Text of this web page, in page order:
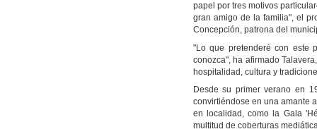
papel por tres motivos
gran amigo de la familia", el
Concepción, patrona del
"Lo que pretenderé con este
conozca", ha afirmado
hospitalidad, cultura y
Desde su primer verano en
convirtiéndose en una amante
en localidad, como la Gala
multitud de coberturas